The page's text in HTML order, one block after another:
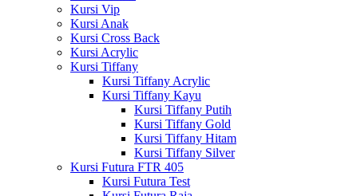
Kursi Vip
Kursi Anak
Kursi Cross Back
Kursi Acrylic
Kursi Tiffany
Kursi Tiffany Acrylic
Kursi Tiffany Kayu
Kursi Tiffany Putih
Kursi Tiffany Gold
Kursi Tiffany Hitam
Kursi Tiffany Silver
Kursi Futura FTR 405
Kursi Futura Test